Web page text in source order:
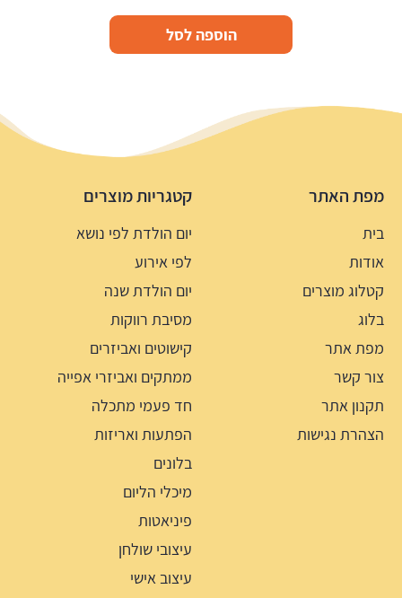
הוספה לסל
מפת האתר
בית
אודות
קטלוג מוצרים
בלוג
מפת אתר
צור קשר
תקנון אתר
הצהרת נגישות
קטגריות מוצרים
יום הולדת לפי נושא
לפי אירוע
יום הולדת שנה
מסיבת רווקות
קישוטים ואביזרים
ממתקים ואביזרי אפייה
חד פעמי מתכלה
הפתעות ואריזות
בלונים
מיכלי הליום
פיניאטות
עיצובי שולחן
עיצוב אישי